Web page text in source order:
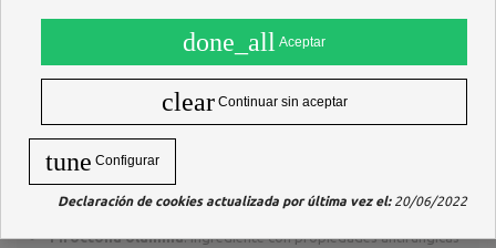
ingredientes hidratantes como la
glicerina
mantienen el cuero cabelludo hidratado y protegido.
exfolia suavemente el cuero cabelludo, promoviendo la
Fórmula equilibrada
cabelludo, incluidas las pieles sensibles.
Composición
Piroctona olamina: Ingrediente con propiedades antifúngicas
done_all Aceptar
clear Continuar sin aceptar
tune Configurar
Declaración de cookies actualizada por última vez el:20/06/2022